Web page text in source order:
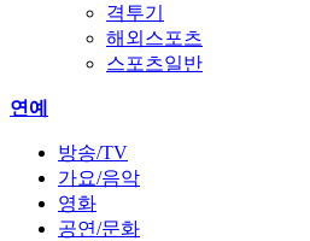
격투기
해외스포츠
스포츠일반
연예
방송/TV
가요/음악
영화
공연/문화